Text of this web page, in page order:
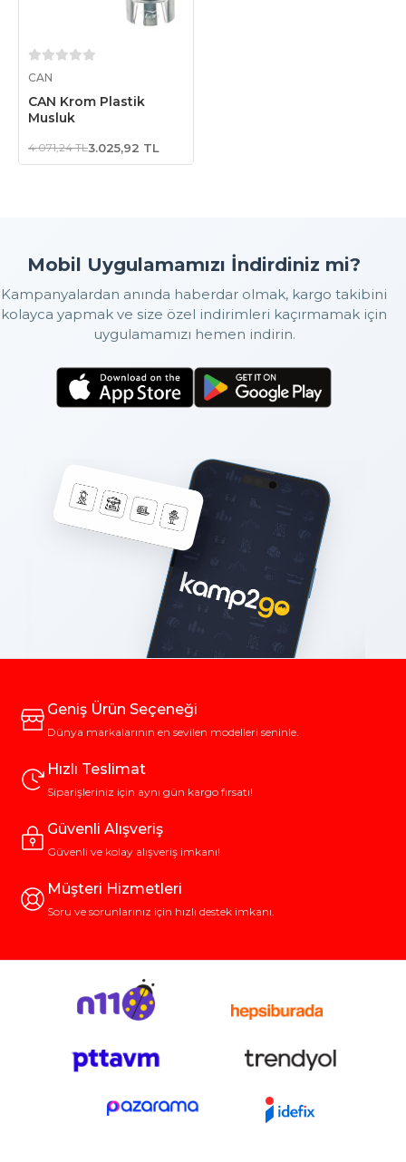
CAN
CAN Krom Plastik
Musluk
4.071,24 TL3.025,92 TL
Mobil Uygulamamızı İndirdiniz mi?
Kampanyalardan anında haberdar olmak, kargo takibini
kolayca yapmak ve size özel indirimleri kaçırmamak için
uygulamamızı hemen indirin.
Geniş Ürün Seçeneği
Dünya markalarının en sevilen modelleri seninle.
Hızlı Teslimat
Siparişleriniz için aynı gün kargo fırsatı!
Güvenli Alışveriş
Güvenli ve kolay alışveriş imkanı!
Müşteri Hizmetleri
Soru ve sorunlarınız için hızlı destek imkanı.